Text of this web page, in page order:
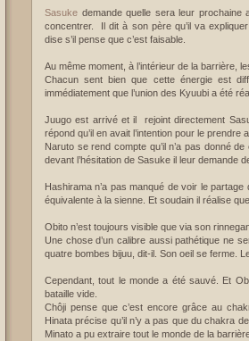
Sasuke demande quelle sera leur
concentrer. Il dit à son père qu’il va
dise s’il pense que c’est faisable.
Au même moment, à l’intérieur de la barrière,
Chacun sent bien que cette énergie est
immédiatement que l’union des Kyuubi a été
Juugo est arrivé et il rejoint directement
répond qu’il en avait l’intention pour le prendre
Naruto se rend compte qu’il n’a pas donné
devant l’hésitation de Sasuke il leur demande
Hashirama n’a pas manqué de voir le
équivalente à la sienne. Et soudain il réalise
Obito n’est toujours visible que via son
Une chose d’un calibre aussi pathétique ne
quatre bombes bijuu, dit-il. Son oeil se ferme.
Cependant, tout le monde a été sauvé. Et
bataille vide.
Chôji pense que c’est encore grâce au
Hinata précise qu’il n’y a pas que du chakra
Minato a pu extraire tout le monde de la